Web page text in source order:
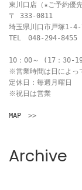
東川口店（★ご予約優先
〒 333-0811
埼玉県川口市戸塚1-
TEL　048-294-8455
10：00～ (17：30-
※営業時間は日によっ
定休日：毎週月曜日
※祝日は営業
MAP >>
Archive